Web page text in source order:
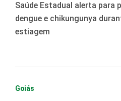
Saúde Estadual alerta para
dengue e chikungunya
estiagem
Goiás